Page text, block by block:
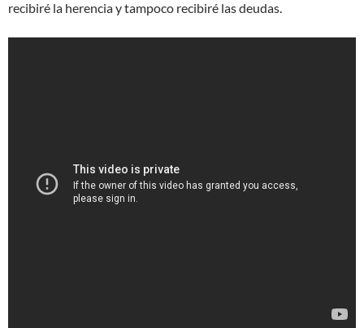
recibiré la herencia y tampoco recibiré las deudas.